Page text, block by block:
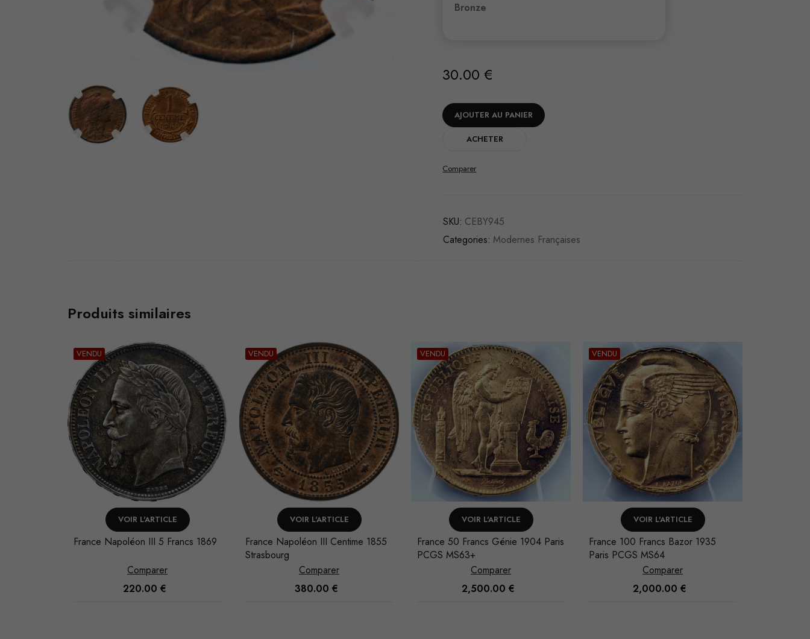
Bronze
30.00€
AJOUTER AU PANIER
ACHETER
Comparer
SKU: CEBY945
Categories: Modernes Françaises
Produits similaires
VENDU
VOIR L'ARTICLE
France Napoléon III 5 Francs 1869
Comparer
220.00 €
VENDU
VOIR L'ARTICLE
France Napoléon III Centime 1855
Strasbourg
Comparer
380.00 €
VENDU
VOIR L'ARTICLE
France 50 Francs Génie 1904 Paris
PCGS MS63+
Comparer
2,500.00 €
VENDU
VOIR L'ARTICLE
France 100 Francs Bazor 1935
Paris PCGS MS64
Comparer
2,000.00 €